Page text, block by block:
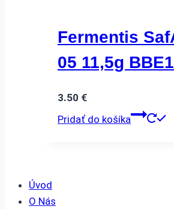
Fermentis
05 11,5g
3.50 €
Pridať do košíka
Úvod
O Nás